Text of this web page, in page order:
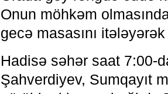
Onun möhkəm
gecə masasını
Hadisə səhər saat 7:00-
Şahverdiyev, Sumqayıt